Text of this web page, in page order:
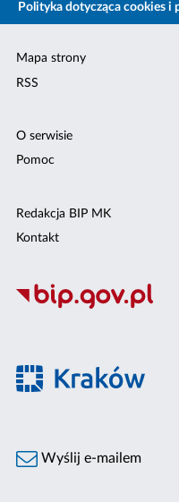
Polityka dotycząca cookies
Mapa strony
RSS
O serwisie
Pomoc
Redakcja BIP MK
Kontakt
Wyślij e-mailem